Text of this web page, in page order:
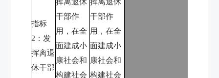
指标
2 ：发
挥离退
休干部
干部作
用，在全
面建成小
康社会和
构建社会
干部作
用，在全
面建成小
康社会和
构建社会